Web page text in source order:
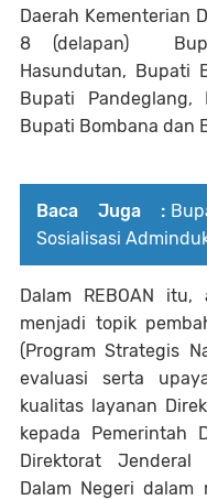
Daerah Kementerian
8 (delapan)
Hasundutan, Bupati
Bupati
Bupati Bombana dan
Baca Juga :
Sosialisasi
Dalam REBOAN
menjadi topik
(Program Strategis
evaluasi serta
kualitas layanan
kepada Pemerintah
Direktorat Jenderal
Dalam Negeri dalam